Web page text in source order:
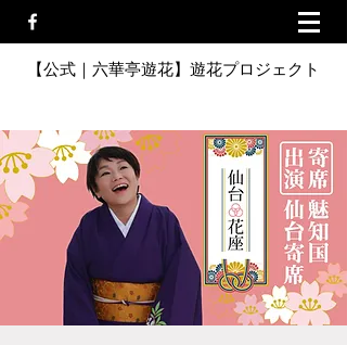
【公式｜六華亭遊花】遊花プロジェクト